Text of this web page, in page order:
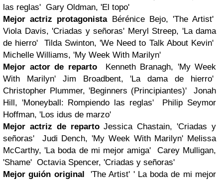
las reglas' Gary Oldman, 'El topo'
Mejor actriz protagonistaBérénice Bejo, 'The Artist'
Viola Davis, 'Criadas y señoras' Meryl Streep, 'La dama
de hierro' Tilda Swinton, 'We Need to Talk About Kevin'
Michelle Williams, 'My Week With Marilyn'
Mejor actor de reparto
Kenneth Branagh, 'My Week
With Marilyn' Jim Broadbent, 'La dama de hierro'
Christopher Plummer, 'Beginners (Principiantes)' Jonah
Hill, 'Moneyball: Rompiendo las reglas' Philip Seymor
Hoffman, 'Los idus de marzo'
Mejor actriz de repartoJessica Chastain, 'Criadas y
señoras' Judi Dench, 'My Week With Marilyn' Melissa
McCarthy, 'La boda de mi mejor amiga' Carey Mulligan,
'Shame' Octavia Spencer, 'Criadas y señoras'
Mejor guión original
'The Artist' ' La boda de mi mejor